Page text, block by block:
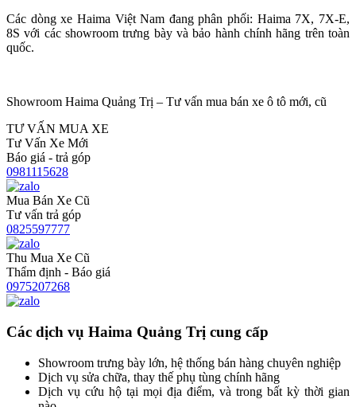
Các dòng xe Haima Việt Nam đang phân phối: Haima 7X, 7X-E,
8S với các showroom trưng bày và bảo hành chính hãng trên toàn
quốc.
Showroom Haima Quảng Trị – Tư vấn mua bán xe ô tô mới, cũ
TƯ VẤN MUA XE
Tư Vấn Xe Mới
Báo giá - trả góp
0981115628
Mua Bán Xe Cũ
Tư vấn trả góp
0825597777
Thu Mua Xe Cũ
Thẩm định - Báo giá
0975207268
Các dịch vụ Haima Quảng Trị cung cấp
Showroom trưng bày lớn, hệ thống bán hàng chuyên nghiệp
Dịch vụ sửa chữa, thay thế phụ tùng chính hãng
Dịch vụ cứu hộ tại mọi địa điểm, và trong bất kỳ thời gian